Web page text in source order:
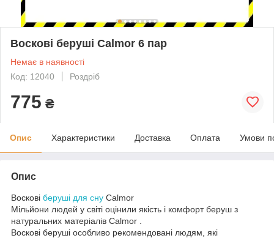
Воскові беруші Calmor 6 пар
Немає в наявності
Код: 12040
Роздріб
775 ₴
Опис Характеристики Доставка Оплата Умови
Опис
Воскові беруші для сну Calmor
Мільйони людей у світі оцінили якість і комфорт беруш з
натуральних матеріалів Calmor .
Воскові беруші особливо рекомендовані людям, які